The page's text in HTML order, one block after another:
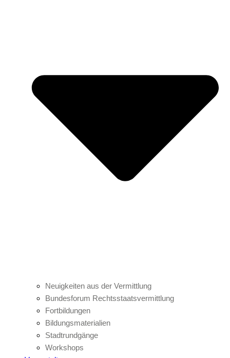
Neuigkeiten aus der Vermittlung
Bundesforum Rechtsstaatsvermittlung
Fortbildungen
Bildungsmaterialien
Stadtrundgänge
Workshops